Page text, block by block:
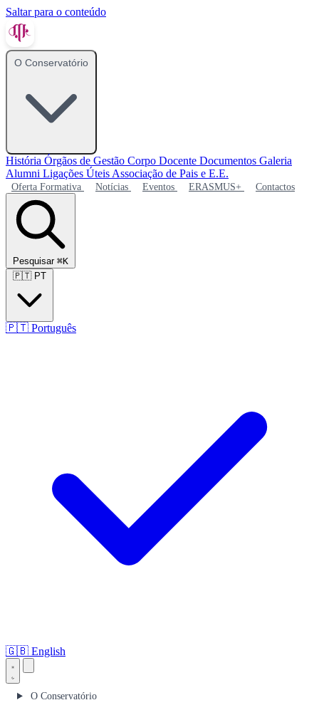
Saltar para o conteúdo
O Conservatório
História Órgãos de Gestão Corpo Docente Documentos Galeria
Alumni Ligações Úteis Associação de Pais e E.E.
Oferta Formativa Notícias Eventos ERASMUS+ Contactos
Pesquisar ⌘K
🇵🇹 PT
🇵🇹 Português
🇬🇧 English
O Conservatório